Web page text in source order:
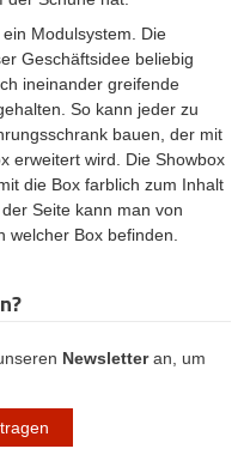
Modulsystem. Die
Geschäftsidee beliebig
ineinander greifende
So kann jeder zu
bauen, der mit
erweitert wird. Die Showbox
die Box farblich zum Inhalt
Seite kann man von
welcher Box befinden.
Newsletteran, um